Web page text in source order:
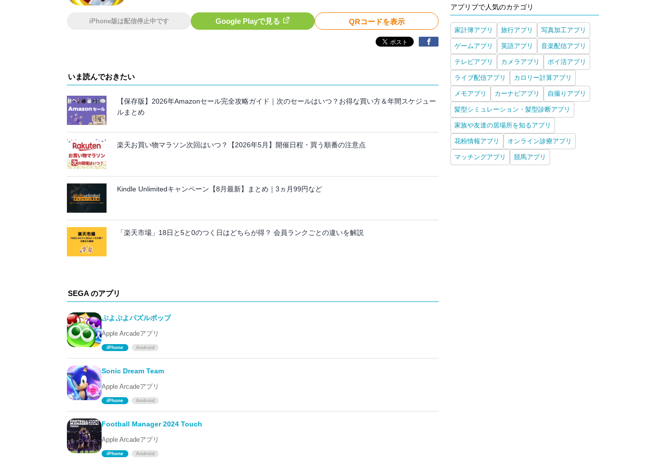
iPhone版は配信停止中です Google Playで見る QRコードを表示
いま読んでおきたい
【保存版】2026年Amazonセール完全攻略ガイド｜次のセールはいつ？お得な買い方＆年間スケジュー
ルまとめ
楽天お買い物マラソン次回はいつ？【2026年5月】開催日程・買う順番の注意点
Kindle Unlimitedキャンペーン【8月最新】まとめ｜3ヵ月99円など
「楽天市場」18日と5と0のつく日はどちらが得？ 会員ランクごとの違いを解説
SEGA のアプリ
ぷよぷよパズルポップ
Apple Arcadeアプリ
iPhone Android
Sonic Dream Team
Apple Arcadeアプリ
iPhone Android
Football Manager 2024 Touch
Apple Arcadeアプリ
iPhone Android
アプリブで人気のカテゴリ
家計簿アプリ 旅行アプリ 写真加工アプリ
ゲームアプリ 英語アプリ 音楽配信アプリ
テレビアプリ カメラアプリ ポイ活アプリ
ライブ配信アプリ カロリー計算アプリ
メモアプリ カーナビアプリ 自撮りアプリ
髪型シミュレーション・髪型診断アプリ
家族や友達の居場所を知るアプリ
花粉情報アプリ オンライン診療アプリ
マッチングアプリ 競馬アプリ